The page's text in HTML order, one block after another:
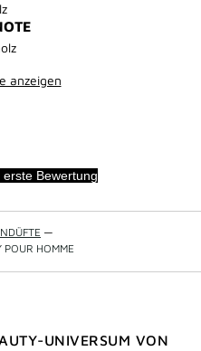
anzeigen
Bewertung
—
POUR HOMME
UNIVERSUM VON